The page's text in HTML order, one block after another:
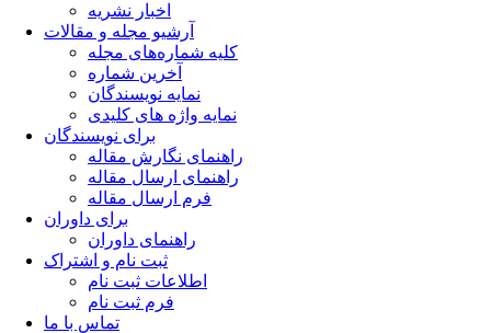
اخبار نشریه
آرشیو مجله و مقالات
کلیه شماره‌های مجله
آخرین شماره
نمایه نویسندگان
نمایه واژه های کلیدی
برای نویسندگان
راهنمای نگارش مقاله
راهنمای ارسال مقاله
فرم ارسال مقاله
برای داوران
راهنمای داوران
ثبت نام و اشتراک
اطلاعات ثبت نام
فرم ثبت نام
تماس با ما